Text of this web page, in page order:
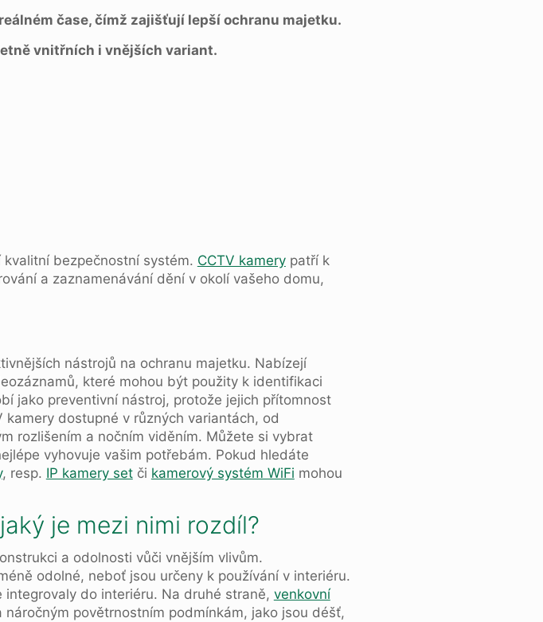
čase, čímž zajišťují lepší ochranu majetku.
vnitřních i vnějších variant.
bezpečnostní systém. CCTV kamerypatří k
a zaznamenávání dění v okolí vašeho domu,
nástrojů na ochranu majetku. Nabízejí
které mohou být použity k identifikaci
jako preventivní nástroj, protože jejich přítomnost
dostupné v různých variantách, od
rozlišením a nočním viděním. Můžete si vybrat
vyhovuje vašim potřebám. Pokud hledáte
, resp. IP kamery setči kamerový systém WiFi mohou
je mezi nimi rozdíl?
a odolnosti vůči vnějším vlivům.
odolné, neboť jsou určeny k používání v interiéru.
do interiéru. Na druhé straně, venkovní
povětrnostním podmínkám, jako jsou déšť,